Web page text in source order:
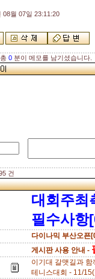
08월 07일 23:11:20
0 분이 메모를 남기셨습니다.
건
대회주최
필수사항
다이나믹 부산오픈
게시판 사용 안내 -
이기대 갈맷길과
테니스대회 - 11/